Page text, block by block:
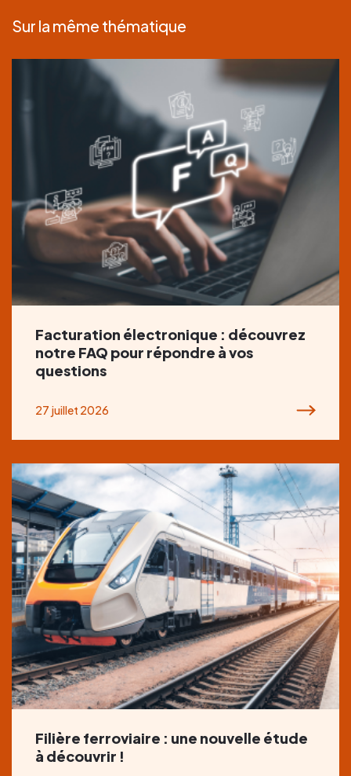
Sur la même thématique
Facturation électronique : découvrez
notre FAQ pour répondre à vos
questions
27 juillet 2026
Filière ferroviaire : une nouvelle étude
à découvrir !